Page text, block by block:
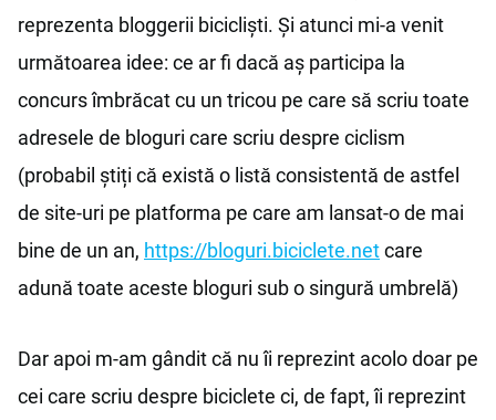
reprezenta bloggerii bicicliști. Și atunci mi-a venit
următoarea idee: ce ar fi dacă aș participa la
concurs îmbrăcat cu un tricou pe care să scriu toate
adresele de bloguri care scriu despre ciclism
(probabil știți că există o listă consistentă de astfel
de site-uri pe platforma pe care am lansat-o de mai
bine de un an, https://bloguri.biciclete.netcare
adună toate aceste bloguri sub o singură umbrelă)
Dar apoi m-am gândit că nu îi reprezint acolo doar pe
cei care scriu despre biciclete ci, de fapt, îi reprezint